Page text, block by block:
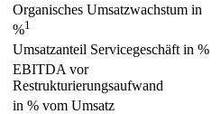
Organisches Umsatzwachstum in
%1
Umsatzanteil Servicegeschäft in %
EBITDA vor
Restrukturierungsaufwand
in % vom Umsatz